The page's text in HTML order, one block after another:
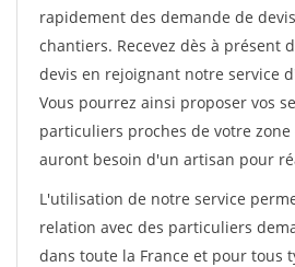
rapidement des demande de
chantiers. Recevez dès à présent
devis en rejoignant notre service
Vous pourrez ainsi proposer vos
particuliers proches de votre
auront besoin d'un artisan pour
L'utilisation de notre service
relation avec des particuliers
dans toute la France et pour tous